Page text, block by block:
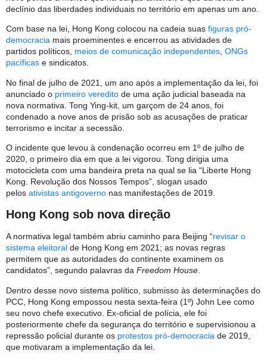
declínio das liberdades individuais no território em apenas um ano.
Com base na lei, Hong Kong colocou na cadeia suas figuras pró-
democracia mais proeminentes e encerrou as atividades de
partidos políticos, meios de comunicação independentes ONGs
pacíficas e sindicatos.
No final de julho de 2021, um ano após a implementação da lei, foi
anunciado o primeiro veredito de uma ação judicial baseada na
nova normativa. Tong Ying-kit, um garçom de 24 anos, foi
condenado a nove anos de prisão sob as acusações de praticar
terrorismo e incitar a secessão.
O incidente que levou à condenação ocorreu em 1º de julho de
2020, o primeiro dia em que a lei vigorou. Tong dirigia uma
motocicleta com uma bandeira preta na qual se lia “Liberte Hong
Kong. Revolução dos Nossos Tempos”, slogan usado
pelos ativistas antigoverno nas manifestações de 2019.
Hong Kong sob nova direção
A normativa legal também abriu caminho para Beijing “revisar o
sistema eleitoral de Hong Kong em 2021; as novas regras
permitem que as autoridades do continente examinem os
candidatos”, segundo palavras da Freedom House.
Dentro desse novo sistema político, submisso às determinações do
PCC, Hong Kong empossou nesta sexta-feira (1º) John Lee como
seu novo chefe executivo. Ex-oficial de polícia, ele foi
posteriormente chefe da segurança do território e supervisionou a
repressão policial durante os protestos pró-democracia de 2019,
que motivaram a implementação da lei.